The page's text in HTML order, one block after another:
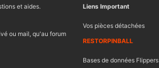
et aides.
ou mail, qu'au forum
Liens Important
Vos pièces détachées
RESTORPINBALL
Bases de données Flippers